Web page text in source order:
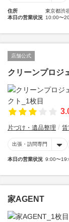
住所
東京都渋
本日の営業状況 10:00〜
店舗公式
クリーンプロジ
片づけ・遺品整理
出張・訪問専門
本日の営業状況 9:00〜
家AGENT